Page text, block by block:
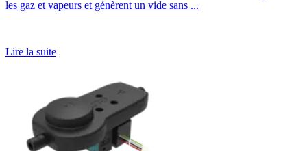
les gaz et vapeurs et génèrent un vide sans ...
Lire la suite